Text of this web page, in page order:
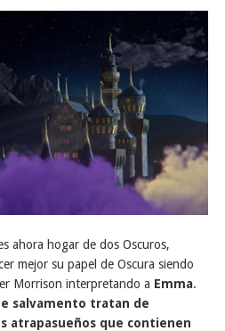
ahora hogar de dos Oscuros,
mejor su papel de Oscura siendo
Morrison interpretando a Emma.
salvamento tratan de
atrapasueños que contienen